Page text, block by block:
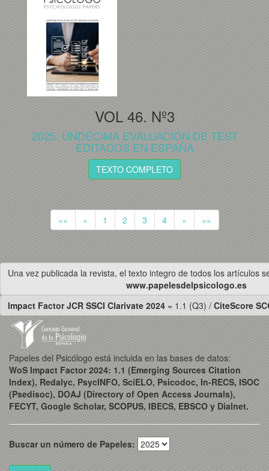
VOL 46. Nº3
2025. UNDÉCIMA EVALUACIÓN DE TEST
EDITADOS EN ESPAÑA
TEXTO COMPLETO
«« « 1 2 3 4 » »»
Una vez publicada la revista, el texto integro de todos los artículos
www.papelesdelpsicologo.es
Impact Factor JCR SSCI Clarivate 2024 = 1.1 (Q3) / CiteScore
Papeles del Psicólogo está incluida en las bases de datos:
WoS Impact Factor 2024: 1.1 (Emerging Sources Citation
Index), Redalyc, PsycINFO, SciELO, Psicodoc, In-RECS, ISOC
(Psedisoc), DOAJ (Directory of Open Access Journals),
FECYT, Google Scholar, SCOPUS, IBECS, EBSCO y Dialnet.
Buscar un número de Papeles: